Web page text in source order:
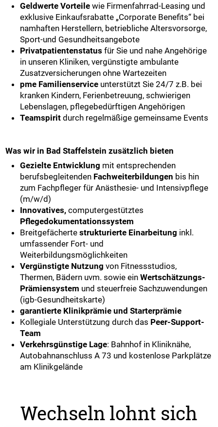
Geldwerte Vorteile wie Firmenfahrrad-Leasing und
exklusive Einkaufsrabatte „Corporate Benefits“ bei
namhaften Herstellern, betriebliche Altersvorsorge,
Sport-und Gesundheitsangebote
Privatpatientenstatus für Sie und nahe Angehörige
in unseren Kliniken, vergünstigte ambulante
Zusatzversicherungen ohne Wartezeiten
pme Familienservice unterstützt Sie 24/7 z.B. bei
kranken Kindern, Ferienbetreuung, schwierigen
Lebenslagen, pflegebedürftigen Angehörigen
Teamspirit durch regelmäßige gemeinsame Events
Was wir in Bad Staffelstein zusätzlich bieten
Gezielte Entwicklung mit entsprechenden
berufsbegleitenden Fachweiterbildungen bis hin
zum Fachpfleger für Anästhesie- und Intensivpflege
(m/w/d)
Innovatives, computergestütztes
Pflegedokumentationssystem
Breitgefächerte strukturierte Einarbeitung inkl.
umfassender Fort- und
Weiterbildungsmöglichkeiten
Vergünstigte Nutzung von Fitnessstudios,
Thermen, Bädern uvm. sowie einWertschätzungs-
Prämiensystem und steuerfreie Sachzuwendungen
(igb-Gesundheitskarte)
garantierte Klinikprämie und Starterprämie
Kollegiale Unterstützung durch das Peer-Support-
Team
Verkehrsgünstige Lage: Bahnhof in Kliniknähe,
Autobahnanschluss A 73 und kostenlose Parkplätze
am Klinikgelände
Wechseln lohnt sich